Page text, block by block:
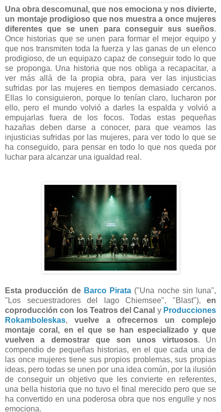
Una obra descomunal, que nos emociona y nos divierte,
un montaje prodigioso que nos muestra a once mujeres
diferentes que se unen para conseguir sus sueños.
Once historias que se unen para formar el mejor equipo y
que nos transmiten toda la fuerza y las ganas de un elenco
prodigioso, de un equipazo capaz de conseguir todo lo que
se proponga. Una historia que nos obliga a recapacitar, a
ver más allá de la propia obra, para ver las injusticias
sufridas por las mujeres en tiempos demasiado cercanos.
Ellas lo consiguieron, porque lo tenían claro, lucharon por
ello, pero el mundo volvió a darles la espalda y volvió a
empujarlas fuera de los focos. Todas estas pequeñas
hazañas deben darse a conocer, para que veamos las
injusticias sufridas por las mujeres, para ver todo lo que se
ha conseguido, para pensar en todo lo que nos queda por
luchar para alcanzar una igualdad real.
Esta producción de Barco Pirata ("Una noche sin luna",
"Los secuestradores del lago Chiemsee", "Blast"), en
coproducción con los Teatros del Canal y Producciones
Rokamboleskas, vuelve a ofrecernos un complejo
montaje coral, en el que se han especializado y que
vuelven a demostrar que son unos virtuosos. Un
compendio de pequeñas historias, en el que cada una de
las once mujeres tiene sus propios problemas, sus propias
ideas, pero todas se unen por una idea común, por la ilusión
de conseguir un objetivo que les convierte en referentes,
una bella historia que no tuvo el final merecido pero que se
ha convertido en una poderosa obra que nos engulle y nos
emociona.